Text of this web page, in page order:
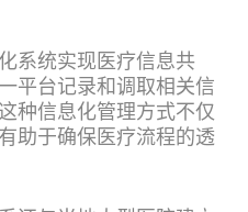
系统实现医疗信息共
平台记录和调取相关信
种信息化管理方式不仅
助于确保医疗流程的透